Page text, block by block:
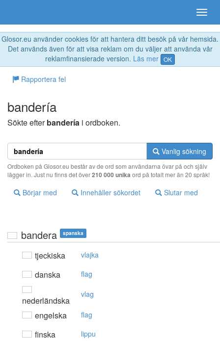
Glosor.eu använder cookies för att hantera ditt besök på vår hemsida.
Det används även för att visa reklam om du väljer att använda vår
reklamfinansierade version. Läs mer OK
Rapportera fel
bandería
Sökte efterbandería i ordboken.
Vanlig sökning
Ordboken på Glosor.eu består av de ord som användarna övar på och själv
lägger in. Just nu finns det över210 000 unika ord på totalt mer än 20 språk!
Börjar med Innehåller sökordet Slutar med
bandera spanska
tjeckiska vlajka
danska flag
nederländska
vlag
engelska flag
finska lippu